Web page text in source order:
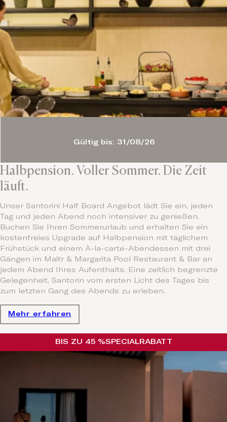
Halbpension. Voller Sommer. Die Zeit
läuft.
Unser Santorini Half Board Angebot lädt Sie ein, jeden
Tag und jeden Abend noch intensiver zu genießen.
Buchen Sie Ihren Sommerurlaub und erhalten Sie ein
kostenfreies Upgrade auf Halbpension mit täglichem
Frühstück und einem À-la-carte-Abendessen mit drei
Gängen im Maitr & Margarita Pool Restaurant & Bar an
jedem Abend Ihres Aufenthalts. Eine zeitlich begrenzte
Gelegenheit, Santorin vom ersten Licht des Tages bis
zum letzten Gang des Abends zu erleben.
Mehr erfahren
Gültig bis: 31/08/26
BIS ZU 45 %SPECIALRABATT